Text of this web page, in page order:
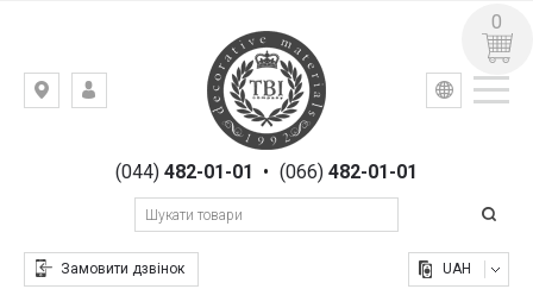
Київ,
Гоголівська,(044)482-01-01 • (066) 482-01-01
Замовити дзвінок
УКР РУС
UAH
0